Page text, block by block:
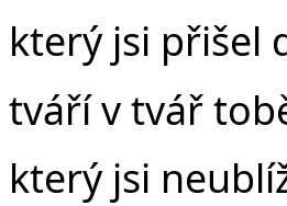
který jsi přišel
tváří v tvář
který jsi